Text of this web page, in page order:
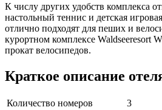
К числу других удобств комплекса
настольный теннис и детская
отлично подходят для пеших и
курортном комплексе Waldseeresort
прокат велосипедов.
Краткое описание
Количество номеров
3